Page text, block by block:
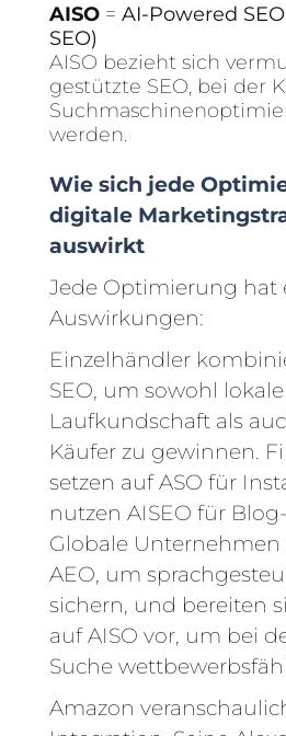
AISO = AI-Powered
SEO)
AISO bezieht sich
gestützte SEO, bei der
werden.
Wie sich jede
digitale
auswirkt
Jede Optimierung hat
Auswirkungen:
Einzelhändler
SEO, um sowohl lokale
Laufkundschaft als
Käufer zu gewinnen.
setzen auf ASO für
nutzen AISEO für
Globale Unternehmen
AEO, um
sichern, und bereiten
auf AISO vor, um bei
Suche
Amazon